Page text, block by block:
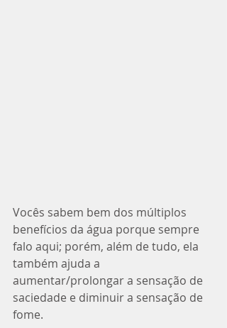
Vocês sabem bem dos múltiplos
benefícios da água porque sempre
falo aqui; porém, além de tudo, ela
também ajuda a
aumentar/prolongar a sensação de
saciedade e diminuir a sensação de
fome.⁣